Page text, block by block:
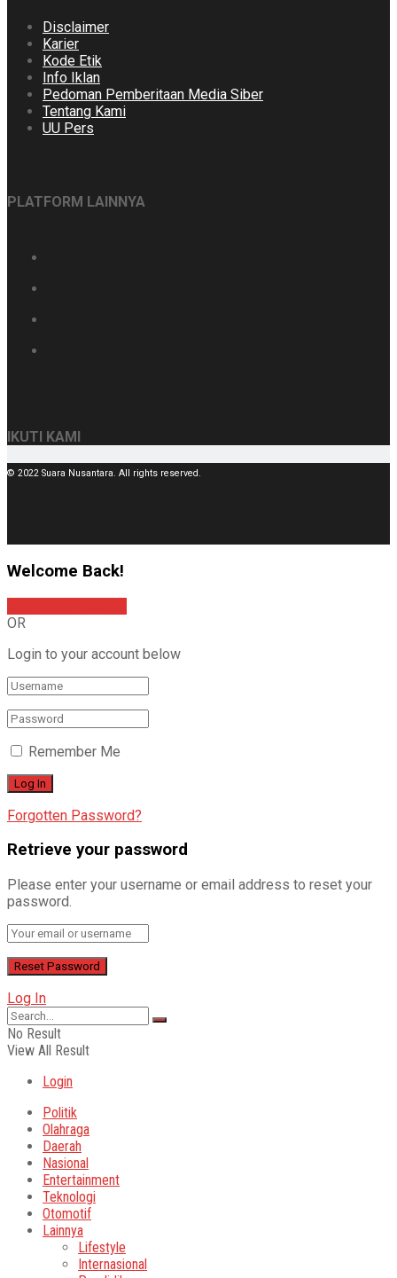
Disclaimer
Karier
Kode Etik
Info Iklan
Pedoman Pemberitaan Media Siber
Tentang Kami
UU Pers
PLATFORM LAINNYA
IKUTI KAMI
© 2022 Suara Nusantara. All rights reserved.
Welcome Back!
OR
Login to your account below
Remember Me
Forgotten Password?
Retrieve your password
Please enter your username or email address to reset your
password.
Log In
No Result
View All Result
Login
Politik
Olahraga
Daerah
Nasional
Entertainment
Teknologi
Otomotif
Lainnya
Lifestyle
Internasional